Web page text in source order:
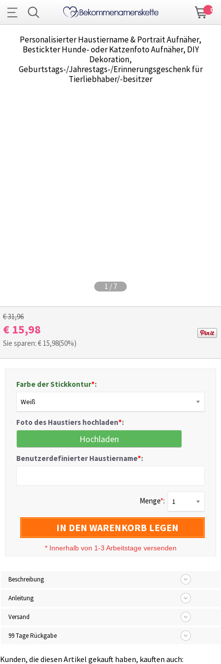
0
Personalisierter Haustiername & Portrait Aufnäher,
Bestickter Hunde- oder Katzenfoto Aufnäher, DIY
Dekoration,
Geburtstags-/Jahrestags-/Erinnerungsgeschenk für
Tierliebhaber/-besitzer
1 / 7
€ 31,96
€ 15,98
Sie sparen: € 15,98(50%)
Farbe der Stickkontur*:
Weiß
Foto des Haustiers hochladen*:
Hochladen
Benutzerdefinierter Haustiername*:
Menge*: 1
IN DEN WARENKORB LEGEN
* Innerhalb von 1-3 Arbeitstage versenden
Beschreibung
Anleitung
Versand
99 Tage Rückgabe
Kunden, die diesen Artikel gekauft haben, kauften auch: